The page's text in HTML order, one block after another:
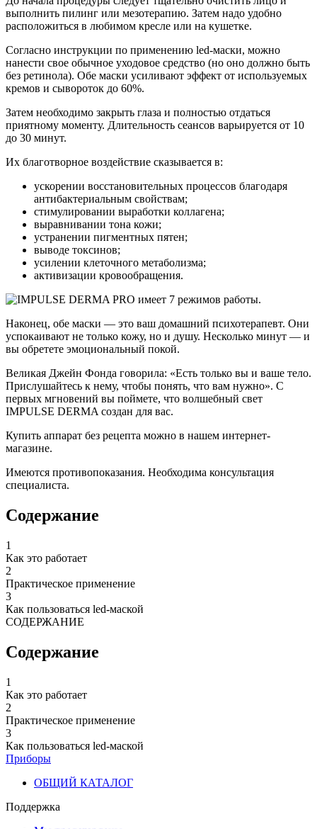
выполнить пилинг или мезотерапию. Затем надо удобно
расположиться в любимом кресле или на кушетке.
Согласно инструкции по применению led-маски, можно
нанести свое обычное уходовое средство (но оно должно быть
без ретинола). Обе маски усиливают эффект от используемых
кремов и сывороток до 60%.
Затем необходимо закрыть глаза и полностью отдаться
приятному моменту. Длительность сеансов варьируется от 10
до 30 минут.
Их благотворное воздействие сказывается в:
ускорении восстановительных процессов благодаря
антибактериальным свойствам;
стимулировании выработки коллагена;
выравнивании тона кожи;
устранении пигментных пятен;
выводе токсинов;
усилении клеточного метаболизма;
активизации кровообращения.
Наконец, обе маски — это ваш домашний психотерапевт. Они
успокаивают не только кожу, но и душу. Несколько минут — и
вы обретете эмоциональный покой.
Великая Джейн Фонда говорила: «Есть только вы и ваше тело.
Прислушайтесь к нему, чтобы понять, что вам нужно». С
первых мгновений вы поймете, что волшебный свет
IMPULSE DERMA создан для вас.
Купить аппарат без рецепта можно в нашем интернет-
магазине.
Имеются противопоказания. Необходима консультация
специалиста.
Содержание
1
Как это работает
2
Практическое применение
3
Как пользоваться led-маской
СОДЕРЖАНИЕ
Содержание
1
Как это работает
2
Практическое применение
3
Как пользоваться led-маской
Приборы
ОБЩИЙ КАТАЛОГ
Поддержка